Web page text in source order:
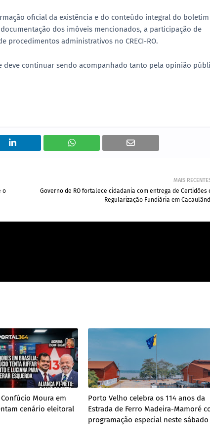
oficial da existência e do conteúdo integral do boletim
dos imóveis mencionados, a participação de
procedimentos administrativos no CRECI-RO.
deve continuar sendo acompanhado tanto pela opinião
MAIS
Governo de RO fortalece cidadania com entrega de Certidões
Regularização Fundiária em
o
Moura em
cenário eleitoral
Porto Velho celebra os 114 anos da
Estrada de Ferro Madeira-Mamoré
programação especial neste sábado